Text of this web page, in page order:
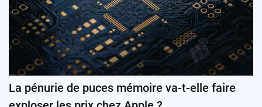
La pénurie de puces mémoire va-t-elle faire